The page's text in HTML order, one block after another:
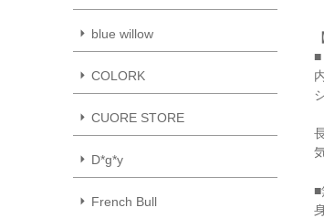
blue willow
COLORK
CUORE STORE
D*g*y
French Bull
■
■